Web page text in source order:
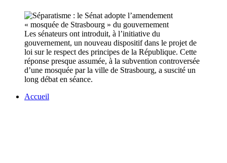
Les sénateurs ont introduit, à l’initiative du
gouvernement, un nouveau dispositif dans le projet de
loi sur le respect des principes de la République. Cette
réponse presque assumée, à la subvention controversée
d’une mosquée par la ville de Strasbourg, a suscité un
long débat en séance.
Accueil